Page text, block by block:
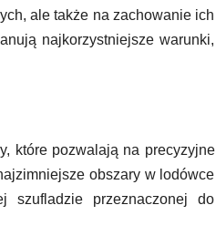
ale także na zachowanie ich
najkorzystniejsze warunki,
które pozwalają na precyzyjne
obszary w lodówce
przeznaczonej do